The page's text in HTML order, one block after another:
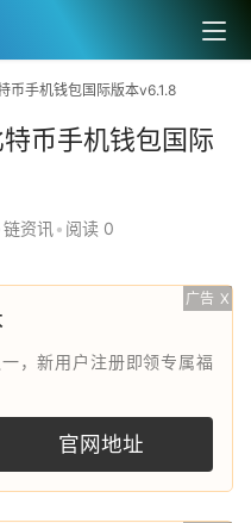
币手机钱包国际版本v6.1.8
币手机钱包国际
链资讯 • 阅读 0
广告 X
，新用户注册即领专属福
官网地址